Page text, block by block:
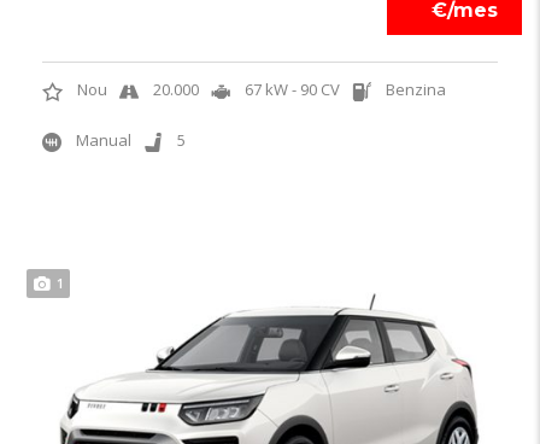
€/mes
Nou 20.000 67 kW - 90 CV Benzina
Manual 5
1